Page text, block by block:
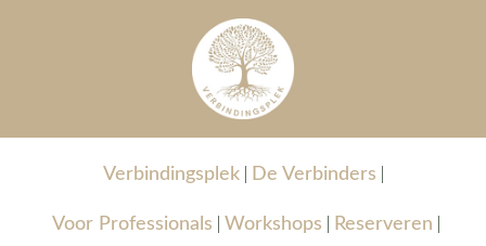
Verbindingsplek De Verbinders
Voor Professionals Workshops Reserveren